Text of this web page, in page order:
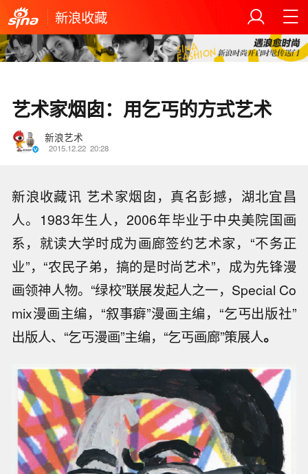
新浪收藏
艺术家烟囱：用乞丐的方式艺术
新浪艺术
2015.12.22 20:28
新浪收藏讯 艺术家烟囱，真名彭撼，湖北宜昌
人。1983年生人，2006年毕业于中央美院国画
系，就读大学时成为画廊签约艺术家，“不务正
业”，“农民子弟，搞的是时尚艺术”，成为先锋漫
画领神人物。“绿校”联展发起人之一，Special Co
mix漫画主编，“叙事癖”漫画主编，“乞丐出版社”
出版人、“乞丐漫画”主编，“乞丐画廊”策展人。